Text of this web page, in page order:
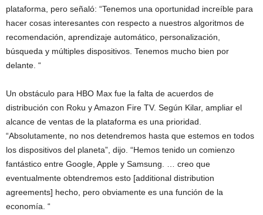
plataforma, pero señaló: “Tenemos una oportunidad increíble para
hacer cosas interesantes con respecto a nuestros algoritmos de
recomendación, aprendizaje automático, personalización,
búsqueda y múltiples dispositivos. Tenemos mucho bien por
delante. “
Un obstáculo para HBO Max fue la falta de acuerdos de
distribución con Roku y Amazon Fire TV. Según Kilar, ampliar el
alcance de ventas de la plataforma es una prioridad.
“Absolutamente, no nos detendremos hasta que estemos en todos
los dispositivos del planeta”, dijo. “Hemos tenido un comienzo
fantástico entre Google, Apple y Samsung. … creo que
eventualmente obtendremos esto [additional distribution
agreements] hecho, pero obviamente es una función de la
economía. “